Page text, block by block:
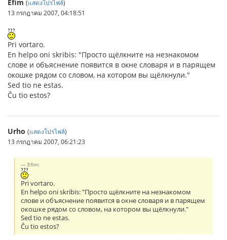
Efim (แสดงโปรไฟล์)
13 กรกฎาคม 2007, 04:18:51
Pri vortaro.
En helpo oni skribis: "Просто щёлкните на незнакомом
слове и объяснение появится в окне словаря и в парящем
окошке рядом со словом, на котором вы щёлкнули."
Sed tio ne estas.
Ĉu tio estos?
Urho (แสดงโปรไฟล์)
13 กรกฎาคม 2007, 06:21:23
Efim:
Pri vortaro.
En helpo oni skribis: "Просто щёлкните на незнакомом
слове и объяснение появится в окне словаря и в парящем
окошке рядом со словом, на котором вы щёлкнули."
Sed tio ne estas.
Ĉu tio estos?